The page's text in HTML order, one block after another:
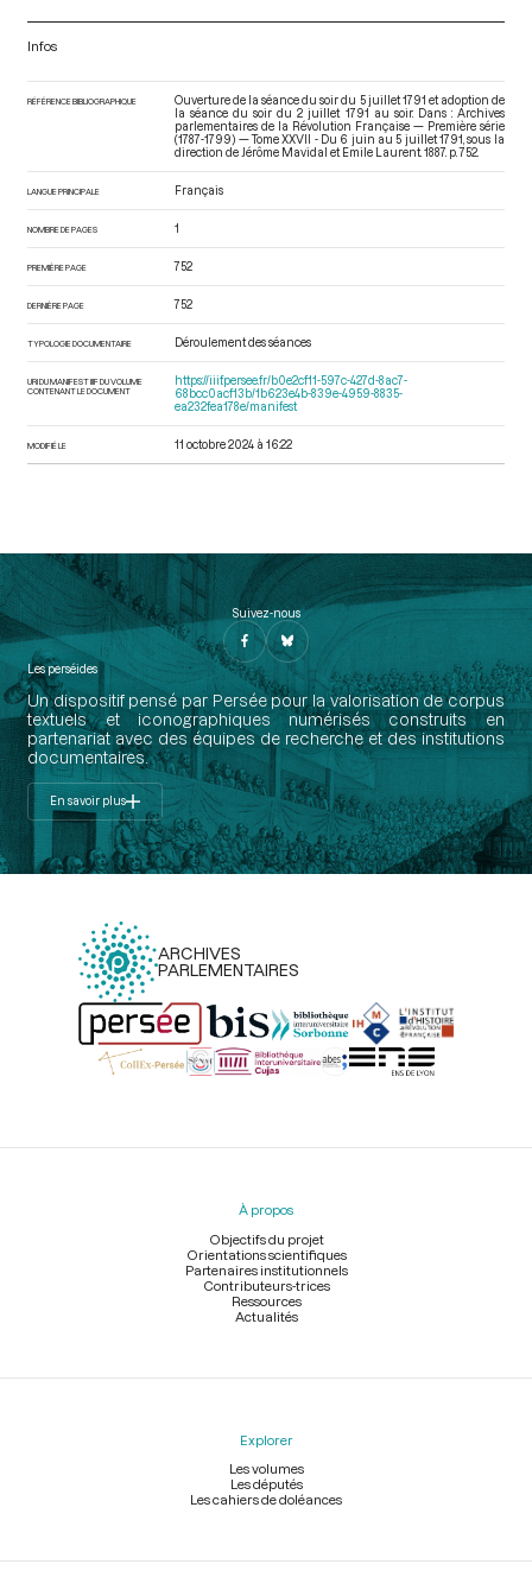
Infos
RÉFÉRENCE BIBLIOGRAPHIQUE
Ouverture de la séance du soir du 5 juillet 1791 et adoption de
la séance du soir du 2 juillet 1791 au soir. Dans : Archives
parlementaires de la Révolution Française — Première série
(1787-1799) — Tome XXVII - Du 6 juin au 5 juillet 1791 , sous la
direction de Jérôme Mavidal et Emile Laurent. 1887. p. 752.
LANGUE PRINCIPALE Français
NOMBRE DE PAGES 1
PREMIÈRE PAGE 752
DERNIÈRE PAGE 752
TYPOLOGIE DOCUMENTAIRE Déroulement des séances
URI DU MANIFEST IIIF DU VOLUME
CONTENANT LE DOCUMENT
https://iiif.persee.fr/b0e2cf11-597c-427d-8ac7-
68bcc0acf13b/1b623e4b-839e-4959-8835-
ea232fea178e/manifest
MODIFIÉ LE 11 octobre 2024 à 16:22
Suivez-nous
Les perséides
Un dispositif pensé par Persée pour la valorisation de corpus
textuels et iconographiques numérisés construits en
partenariat avec des équipes de recherche et des institutions
documentaires.
En savoir plus
ARCHIVES
PARLEMENTAIRES
Menu
À propos
Objectifs du projet
Orientations scientifiques
Partenaires institutionnels
Contributeurs-trices
Ressources
Actualités
Explorer
Les volumes
Les députés
Les cahiers de doléances